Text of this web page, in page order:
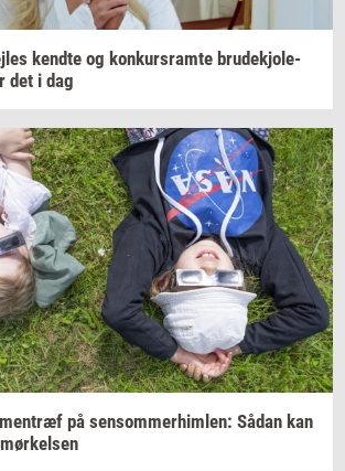
kend­te og kon­kurs­ram­te bru­dekjo­le­
det i dag
på sen­som­mer­him­len: Sådan kan